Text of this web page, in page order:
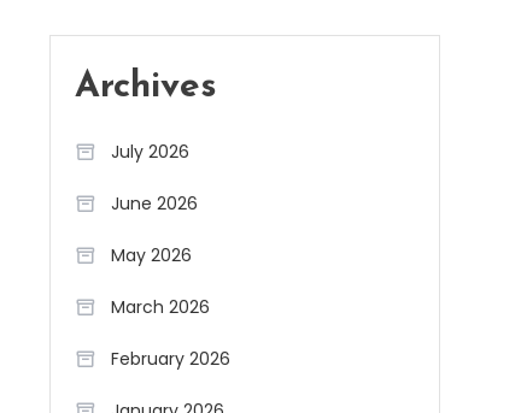
Archives
July 2026
June 2026
May 2026
March 2026
February 2026